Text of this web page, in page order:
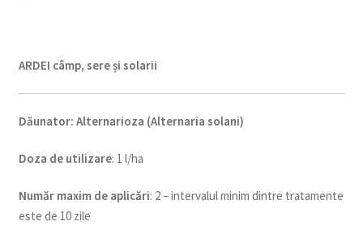
ARDEI câmp, sere și solarii
Dăunator: Alternarioza (Alternaria solani)
Doza de utilizare: 1 l/ha
Număr maxim de aplicări: 2 – intervalul minim dintre tratamente
este de 10 zile